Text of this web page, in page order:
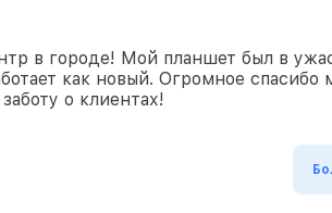
в городе! Мой планшет был в
как новый. Огромное спасибо
о клиентах!